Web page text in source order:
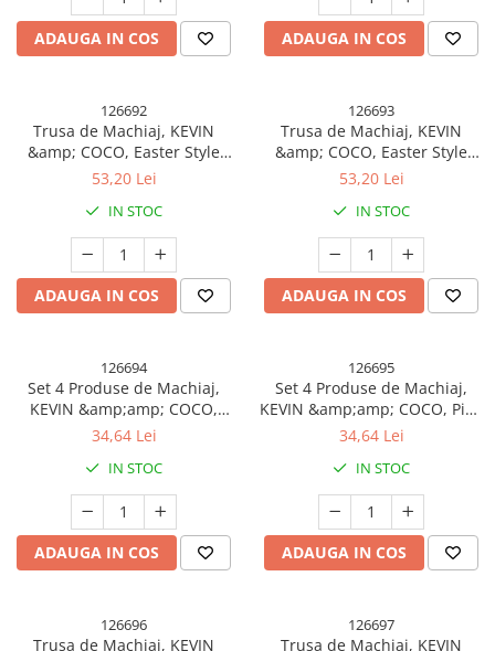
ADAUGA IN COS ADAUGA IN COS
126692
Trusa de Machiaj, KEVIN
&amp; COCO, Easter Style
Blue, 69 culori, 20 x 22.5 cm
53,20 Lei
IN STOC
ADAUGA IN COS
126693
Trusa de Machiaj, KEVIN
&amp; COCO, Easter Style
Pink, 69 culori, 20 x 22.5 cm
53,20 Lei
IN STOC
ADAUGA IN COS
126694
Set 4 Produse de Machiaj,
KEVIN &amp;amp; COCO,
Green Cool Girl, 18 culori, 20.5
34,64 Lei
IN STOC
ADAUGA IN COS
126695
Set 4 Produse de Machiaj,
KEVIN &amp;amp; COCO, Pink
Loving-heart Leopard Girl, 18
34,64 Lei
IN STOC
ADAUGA IN COS
126696
Trusa de Machiaj, KEVIN
126697
Trusa de Machiaj, KEVIN